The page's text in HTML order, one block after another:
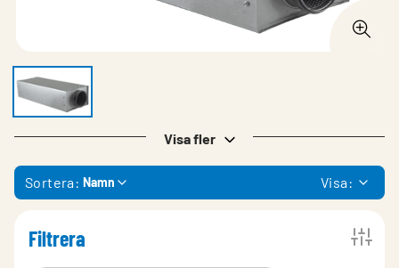
Visa fler
Sortera: Namn Visa:
Filtrera